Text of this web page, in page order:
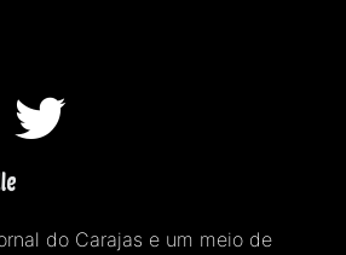
do Carajas e um meio de